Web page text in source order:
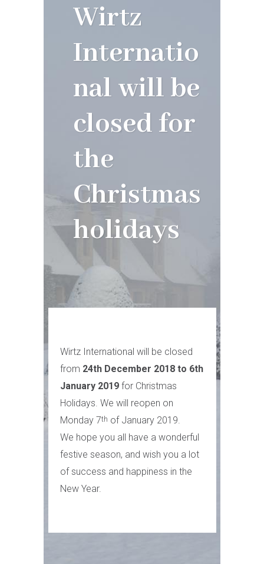
Wirtz
Internatio
nal will be
closed for
the
Christmas
holidays
Wirtz International will be closed
from 24th December 2018 to 6th
January 2019for Christmas
Holidays. We will reopen on
Monday 7th of January 2019.
We hope you all have a wonderful
festive season, and wish you a lot
of success and happiness in the
New Year.